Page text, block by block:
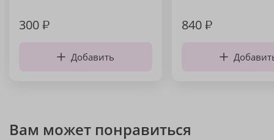
300₽
Добавить
840₽
Вам может понравиться